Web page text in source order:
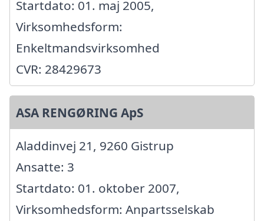
Startdato: 01. maj 2005,
Virksomhedsform:
Enkeltmandsvirksomhed
CVR: 28429673
ASA RENGØRING ApS
Aladdinvej 21, 9260 Gistrup
Ansatte: 3
Startdato: 01. oktober 2007,
Virksomhedsform: Anpartsselskab